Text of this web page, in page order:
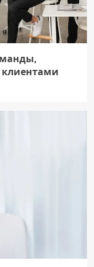
клиентами